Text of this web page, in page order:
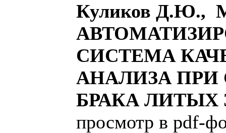
Куликов Д.Ю.,
СИСТЕМА
АНАЛИЗА
БРАКА ЛИТЫХ
просмотр в pdf-